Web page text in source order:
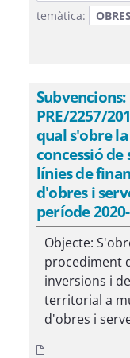
temàtica:
Subvencions:
PRE/2257/
qual s'obre
concessió
línies de
d'obres i
període
Objecte:
procediment
inversions i
territorial a
d'obres i